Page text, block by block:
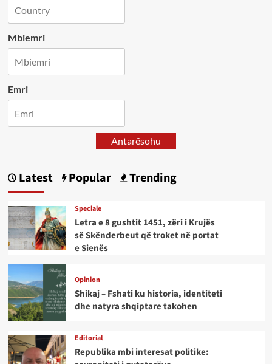
Mbiemri
Emri
Antarësohu
Latest Popular Trending
Speciale
Letra e 8 gushtit 1451, zëri i Krujës
së Skënderbeut që troket në portat
e Sienës
Opinion
Shikaj – Fshati ku historia, identiteti
dhe natyra shqiptare takohen
Editorial
Republika mbi interesat politike: